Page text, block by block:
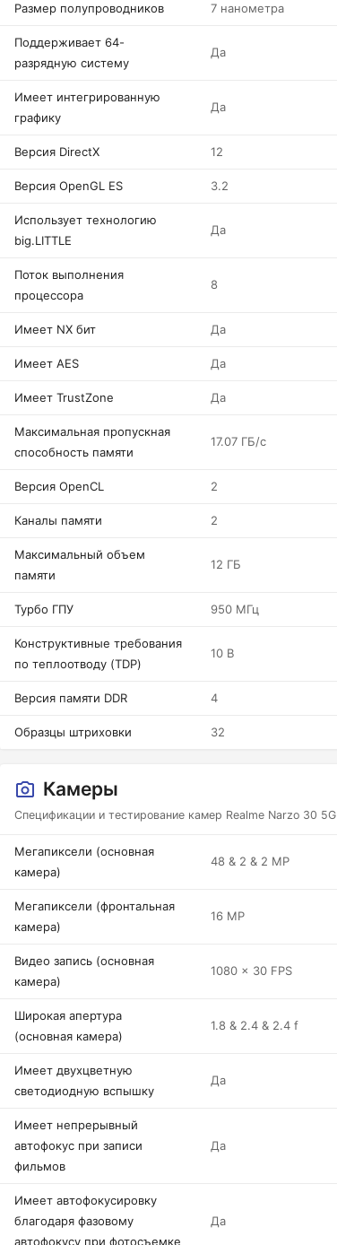
Размер полупроводников 7 нанометра
Поддерживает 64-
разрядную систему
Да
Имеет интегрированную
графику
Да
Версия DirectX 12
Версия OpenGL ES 3.2
Использует технологию
big.LITTLE
Да
Поток выполнения
процессора
8
Имеет NX бит Да
Имеет AES Да
Имеет TrustZone Да
Максимальная пропускная
способность памяти
17.07 ГБ/с
Версия OpenCL 2
Каналы памяти 2
Максимальный объем
памяти
12 ГБ
Турбо ГПУ 950 МГц
Конструктивные требования
по теплоотводу (TDP)
10 В
Версия памяти DDR 4
Образцы штриховки 32
Камеры
Спецификации и тестирование камер Realme Narzo 30 5G
Мегапиксели (основная
камера)
48 & 2 & 2 MP
Мегапиксели (фронтальная
камера)
16 MP
Видео запись (основная
камера)
1080 x 30 FPS
Широкая апертура
(основная камера)
1.8 & 2.4 & 2.4 f
Имеет двухцветную
светодиодную вспышку
Да
Имеет непрерывный
автофокус при записи
фильмов
Да
Имеет автофокусировку
благодаря фазовому
автофокусу при фотосъемке
Да